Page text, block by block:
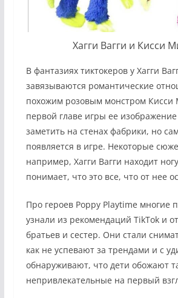
Хагги Вагги и Кисси
В фантазиях тиктокеров у Хагги
завязываются романтические
похожим розовым монстром Кисси
первой главе игры ее
заметить на стенах фабрики, но
появляется в игре. Некоторые
например, Хагги Вагги находит
понимает, что это все, что от нее
Про героев Poppy Playtime многие
узнали из рекомендаций TikTok и
братьев и сестер. Они стали
как не успевают за трендами и с
обнаруживают, что дети обожают
непривлекательные на первый